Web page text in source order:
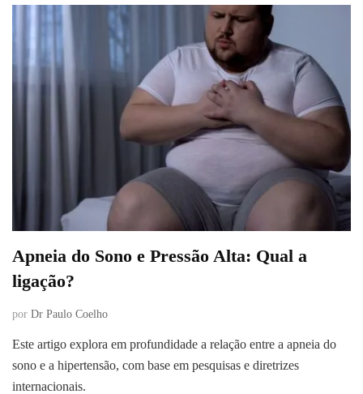
Apneia do Sono e Pressão Alta: Qual a
ligação?
por Dr Paulo Coelho
Este artigo explora em profundidade a relação entre a apneia do
sono e a hipertensão, com base em pesquisas e diretrizes
internacionais.